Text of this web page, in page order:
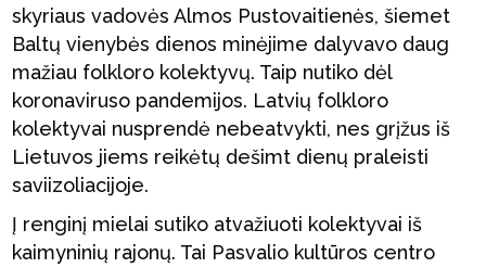
skyriaus vadovės Almos Pustovaitienės, šiemet
Baltų vienybės dienos minėjime dalyvavo daug
mažiau folkloro kolektyvų. Taip nutiko dėl
koronaviruso pandemijos. Latvių folkloro
kolektyvai nusprendė nebeatvykti, nes grįžus iš
Lietuvos jiems reikėtų dešimt dienų praleisti
saviizoliacijoje.
Į renginį mielai sutiko atvažiuoti kolektyvai iš
kaimyninių rajonų. Tai Pasvalio kultūros centro